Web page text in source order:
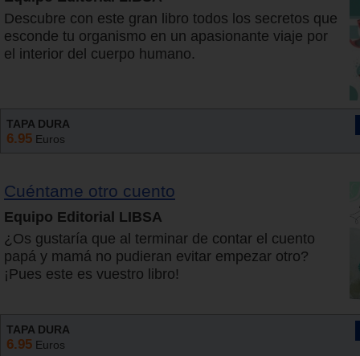
Descubre con este gran libro todos los secretos que
esconde tu organismo en un apasionante viaje por
el interior del cuerpo humano.
TAPA DURA
6.95 Euros
Cuéntame otro cuento
Equipo Editorial LIBSA
¿Os gustaría que al terminar de contar el cuento
papá y mamá no pudieran evitar empezar otro?
¡Pues este es vuestro libro!
TAPA DURA
6.95 Euros